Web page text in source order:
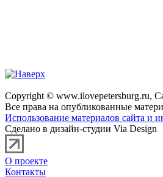
Copyright © www.ilovepetersburg.ru,
Все права на опубликованные
Использование материалов сайта и
Сделано в дизайн-студии Via Design
О проекте
Контакты